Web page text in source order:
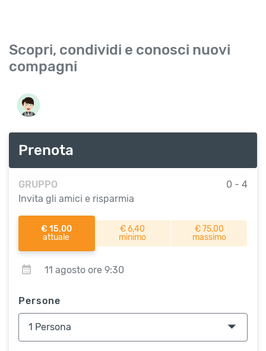
Scopri, condividi e conosci nuovi
compagni
Prenota
GRUPPO
0 - 4
Invita gli amici e risparmia
€ 15,00
attuale
€ 6,40
minimo
€ 75,00
massimo
11 agosto ore 9:30
Persone